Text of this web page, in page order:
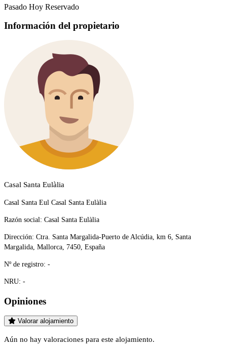
Pasado Hoy Reservado
Información del propietario
Casal Santa Eulàlia
Casal Santa Eul Casal Santa Eulàlia
Razón social: Casal Santa Eulàlia
Dirección: Ctra. Santa Margalida-Puerto de Alcúdia, km 6, Santa
Margalida, Mallorca, 7450, España
Nº de registro: -
NRU: -
Opiniones
Valorar alojamiento
Aún no hay valoraciones para este alojamiento.